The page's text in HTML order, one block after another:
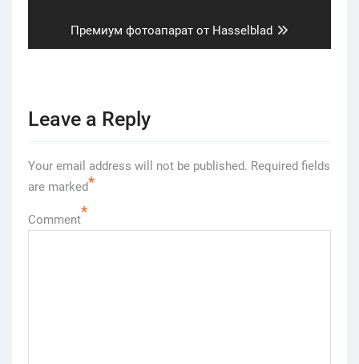
Next
post:
Премиум фотоапарат от Hasselblad
Leave a Reply
Your email address will not be published. Required fields
are marked*
Comment*